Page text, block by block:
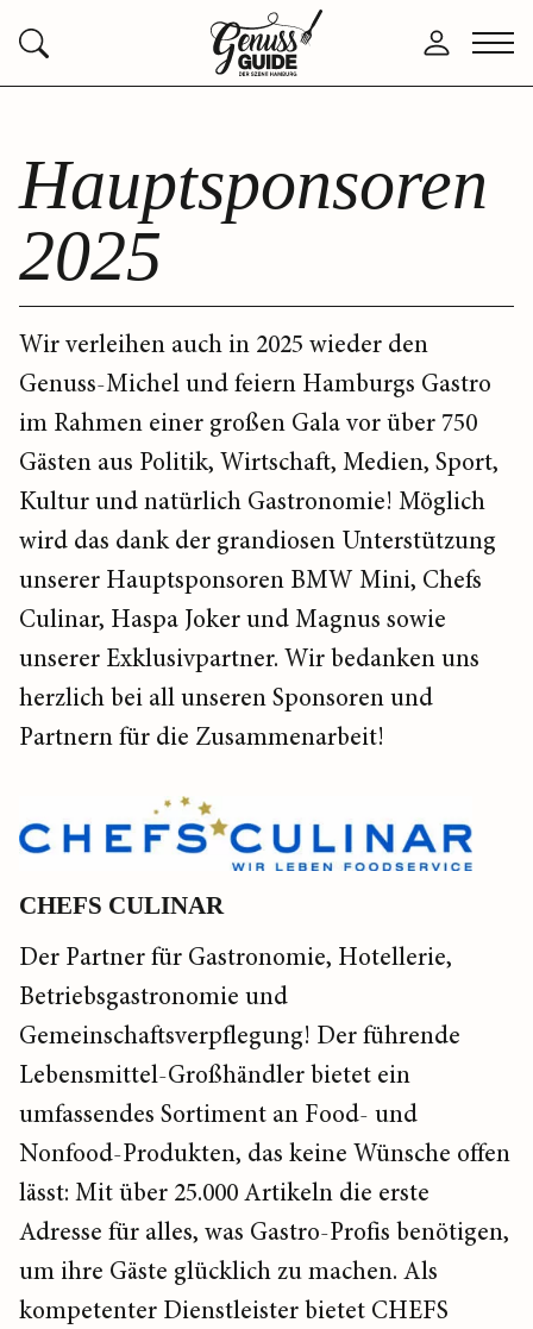
Suchen
Zurück
zur
Anmelden
Menü
Hauptsponsoren
2025
Wir verleihen auch in 2025 wieder den
Genuss-Michel und feiern Hamburgs Gastro
im Rahmen einer großen Gala vor über 750
Gästen aus Politik, Wirtschaft, Medien, Sport,
Kultur und natürlich Gastronomie! Möglich
wird das dank der grandiosen Unterstützung
unserer Hauptsponsoren BMW Mini, Chefs
Culinar, Haspa Joker und Magnus sowie
unserer Exklusivpartner. Wir bedanken uns
herzlich bei all unseren Sponsoren und
Partnern für die Zusammenarbeit!
CHEFS CULINAR
Der Partner für Gastronomie, Hotellerie,
Betriebsgastronomie und
Gemeinschaftsverpflegung! Der führende
Lebensmittel-Großhändler bietet ein
umfassendes Sortiment an Food- und
Nonfood-Produkten, das keine Wünsche offen
lässt: Mit über 25.000 Artikeln die erste
Adresse für alles, was Gastro-Profis benötigen,
um ihre Gäste glücklich zu machen. Als
kompetenter Dienstleister bietet CHEFS